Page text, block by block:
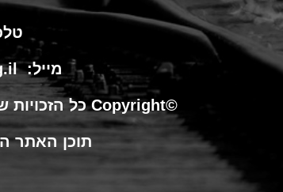
מייל: shifra@bukovina.org.il
©Copyright כל הזכויות שמורות לארגון עולמי של יהודי בוקובינה
תוכן האתר